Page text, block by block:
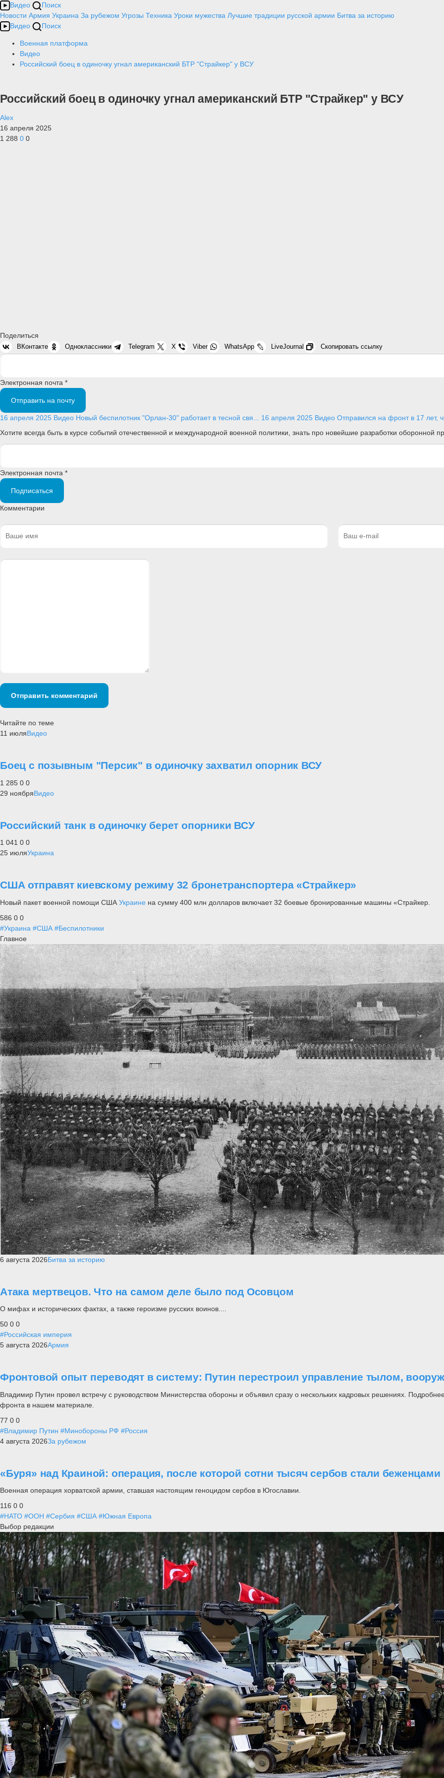
Видео
Поиск
Новости Армия Украина За рубежом Угрозы Техника Уроки мужества Лучшие традиции русской армии Битва за историю
Видео
Поиск
Военная платформа
Видео
Российский боец в одиночку угнал американский БТР "Страйкер" у ВСУ
Российский боец в одиночку угнал американский БТР "Страйкер" у ВСУ
Alex
16 апреля 2025
1 288 0 0
Поделиться
ВКонтакте Одноклассники Telegram X Viber WhatsApp LiveJournal Скопировать ссылку
Электронная почта *
Отправить на почту
16 апреля 2025 Видео Новый беспилотник "Орлан-30" работает в тесной свя... 16 апреля 2025 Видео Отправился на фронт в 17 лет,
Хотите всегда быть в курсе событий отечественной и международной военной политики, знать про новейшие разработки
Электронная почта *
Подписаться
Комментарии
Отправить комментарий
Читайте по теме
11 июляВидео
Боец с позывным "Персик" в одиночку захватил опорник ВСУ
1 285 0 0
29 ноябряВидео
Российский танк в одиночку берет опорники ВСУ
1 041 0 0
25 июляУкраина
США отправят киевскому режиму 32 бронетранспортера «Страйкер»
Новый пакет военной помощи США Украине на сумму 400 млн долларов включает 32 боевые бронированные машины «Страйкер.
586 0 0
#Украина #США #Беспилотники
Главное
6 августа 2026Битва за историю
Атака мертвецов. Что на самом деле было под Осовцом
О мифах и исторических фактах, а также героизме русских воинов....
50 0 0
#Российская империя
5 августа 2026Армия
Фронтовой опыт переводят в систему: Путин перестроил управление тылом,
Владимир Путин провел встречу с руководством Министерства обороны и объявил сразу о нескольких кадровых решениях.
фронта в нашем материале.
77 0 0
#Владимир Путин #Минобороны РФ #Россия
4 августа 2026За рубежом
«Буря» над Краиной: операция, после которой сотни тысяч сербов стали беженцами
Военная операция хорватской армии, ставшая настоящим геноцидом сербов в Югославии.
116 0 0
#НАТО #ООН #Сербия #США #Южная Европа
Выбор редакции